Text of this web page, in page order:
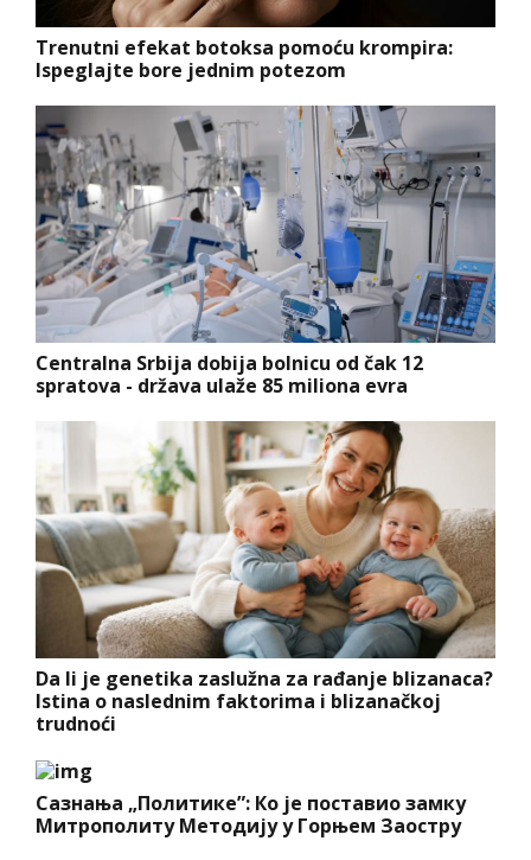
Trenutni efekat botoksa pomoću krompira:
Ispeglajte bore jednim potezom
Centralna Srbija dobija bolnicu od čak 12
spratova - država ulaže 85 miliona evra
Da li je genetika zaslužna za rađanje blizanaca?
Istina o naslednim faktorima i blizanačkoj
trudnoći
Сазнања „Политике”: Ко је поставио замку
Митрополиту Методију у Горњем Заостру